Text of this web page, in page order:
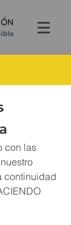
con las
continuidad